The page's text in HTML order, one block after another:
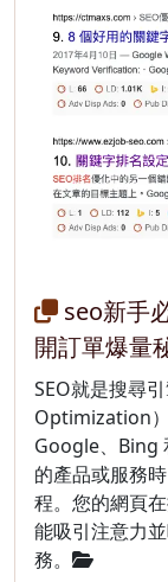
seo新手
開訂單爆量
SEO就是搜尋
Optimization
Google、Bing
的產品或服務
程。您的網頁
能吸引注意力
務。